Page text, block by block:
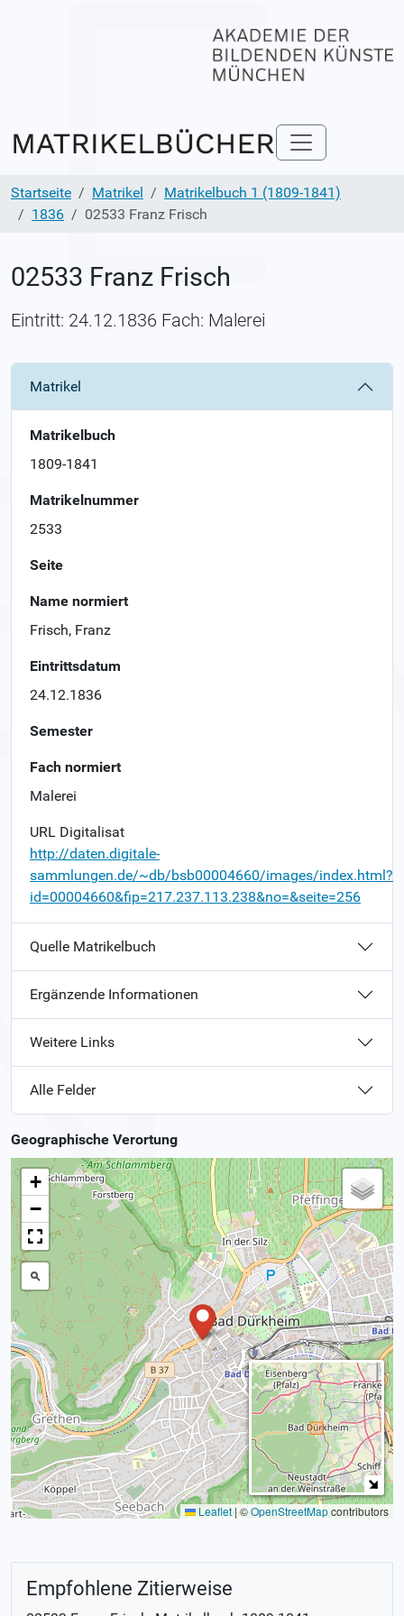
Startseite Matrikel
Matrikelbuch 1 (1809-1841)
1836
02533 Franz Frisch
02533 Franz Frisch
Eintritt: 24.12.1836 Fach: Malerei
Matrikel
Matrikelbuch
1809-1841
Matrikelnummer
2533
Seite
Name normiert
Frisch, Franz
Eintrittsdatum
24.12.1836
Semester
Fach normiert
Malerei
URL Digitalisat
http://daten.digitale-
sammlungen.de/~db/bsb00004660/images/index.html?
id=00004660&fip=217.237.113.238&no=&seite=256
Quelle Matrikelbuch
Ergänzende Informationen
Weitere Links
Alle Felder
Geographische Verortung
+
−
Leaflet|©OpenStreetMapcontributors
Empfohlene Zitierweise